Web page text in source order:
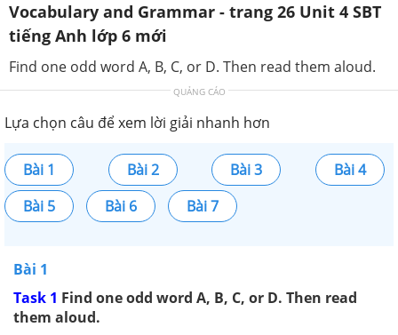
Vocabulary and Grammar - trang 26 Unit 4 SBT
tiếng Anh lớp 6 mới
Find one odd word A, B, C, or D. Then read them aloud.
QUẢNG CÁO
Lựa chọn câu để xem lời giải nhanh hơn
Bài 1 Bài 2 Bài 3
Bài 4
Bài 5
Bài 6 Bài 7
Bài 1
Task 1 Find one odd word A, B, C, or D. Then read
them aloud.